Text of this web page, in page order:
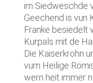
im Siedweschde
Geechend is vun
Franke besiedelt
Kurpals mit de
Die Kaiserkrohn
vum Heilige
wern heit immer